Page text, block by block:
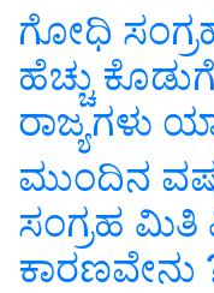
ಗೋಧಿ
ಹೆಚ್ಚು
ರಾಜ್ಯಗಳು
ಮುಂದಿನ
ಸಂಗ್ರಹ ಮಿತಿ
ಕಾರಣವೇನು